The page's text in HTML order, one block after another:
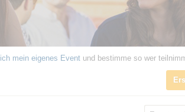
mein eigenes Event und bestimme so wer